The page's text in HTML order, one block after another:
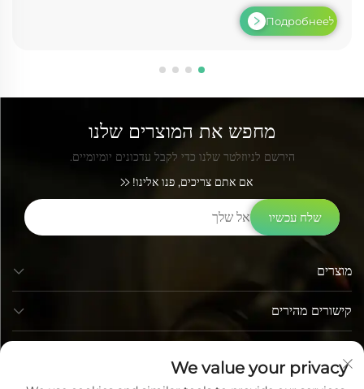
לПодробнее
מחפש את המוצרים שלנו
הירשם לניוזלטר שלנו כדי לקבל עדכונים יומיומיים.
אם אתם צריכים, פנו אלינו!
שלח עכשיו
קישורים מהירים
מוצרים
We value your privacy